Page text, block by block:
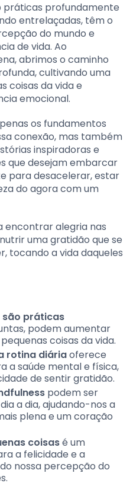
práticas profundamente
entrelaçadas, têm o
do mundo e
de vida. Ao
abrimos o caminho
cultivando uma
coisas da vida e
emocional.
os fundamentos
conexão, mas também
inspiradoras e
que desejam embarcar
para desacelerar, estar
do agora com um
encontrar alegria nas
uma gratidão que se
tocando a vida daqueles
são práticas
podem aumentar
coisas da vida.
rotina diáriaoferece
a saúde mental e física,
de sentir gratidão.
podem ser
a dia, ajudando-nos a
plena e um coração
coisasé um
a felicidade e a
nossa percepção do